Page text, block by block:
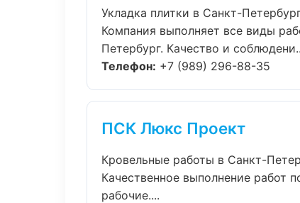
Укладка плитки в Санкт-
Компания выполняет все виды
Петербург. Качество и
Телефон: +7 (989) 296-88-35
ПСК Люкс Проект
Кровельные работы в Санкт-
Качественное выполнение работ
рабочие....